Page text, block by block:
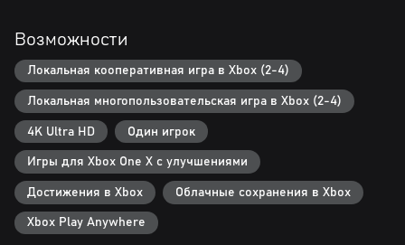
Возможности
Локальная кооперативная игра в Xbox (2-4)
Локальная многопользовательская игра в Xbox (2-4)
4K Ultra HD Один игрок
Игры для Xbox One X с улучшениями
Достижения в Xbox Облачные сохранения в Xbox
Xbox Play Anywhere